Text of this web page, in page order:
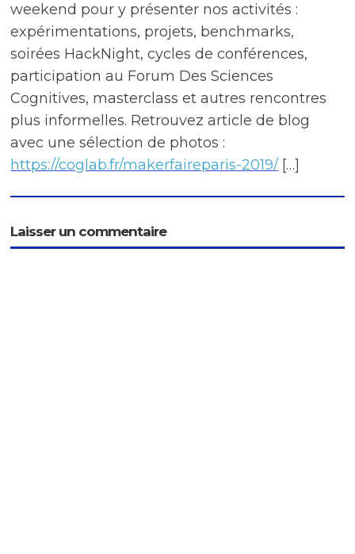
weekend pour y présenter nos activités :
expérimentations, projets, benchmarks,
soirées HackNight, cycles de conférences,
participation au Forum Des Sciences
Cognitives, masterclass et autres rencontres
plus informelles. Retrouvez article de blog
avec une sélection de photos :
https://coglab.fr/makerfaireparis-2019/ […]
Laisser un commentaire